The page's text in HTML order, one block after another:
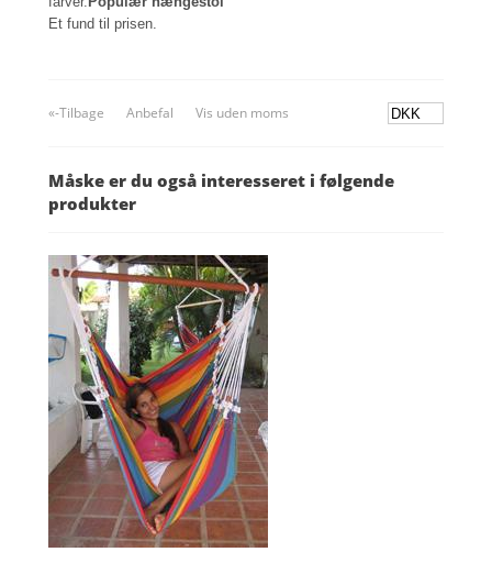
Et fund til prisen.
«-Tilbage Anbefal Vis uden moms
Måske er du også interesseret i følgende
produkter